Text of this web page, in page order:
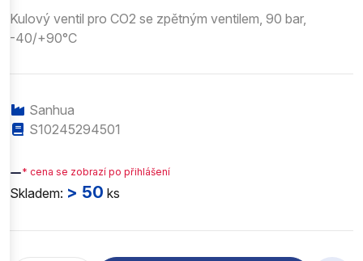
Kulový ventil pro CO2 se zpětným ventilem, 90 bar,
-40/+90°C
Sanhua
S10245294501
—* cena se zobrazí po přihlášení
Skladem: > 50 ks